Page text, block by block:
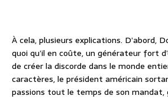
À cela, plusieurs explications. D’abord,
quoi qu’il en coûte, un générateur fort
de créer la discorde dans le monde
caractères, le président américain
passions tout le temps de son mandat,